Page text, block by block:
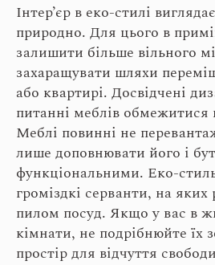
Інтер’єр в еко-стилі
природно. Для цього в
залишити більше вільного
захаращувати шляхи
або квартирі. Досвідчені
питанні меблів
Меблі повинні не
лише доповнювати його і
функціональними. Еко-
громіздкі серванти, на
пилом посуд. Якщо у вас в
кімнати, не подрібнюйте їх
простір для відчуття